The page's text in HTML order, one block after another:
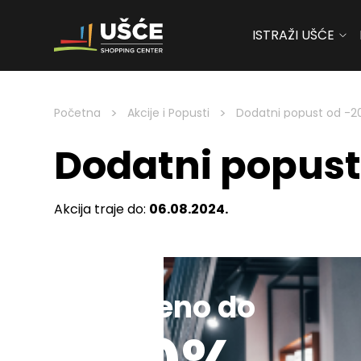
Skip to content
ISTRAŽI UŠĆE
Početna > Akcije i Popusti > Dodatni popust od -
Dodatni popust
Akcija traje do: 06.08.2024.
Sniženo do